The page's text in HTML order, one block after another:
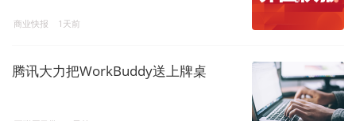
商业快报 1天前
腾讯大力把WorkBuddy送上牌桌